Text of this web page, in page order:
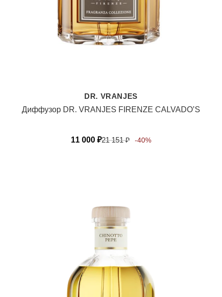
DR. VRANJES
Диффузор DR. VRANJES FIRENZE CALVADO’S
11 000 ₽21 151₽ -40%